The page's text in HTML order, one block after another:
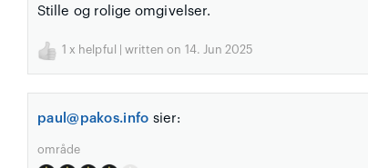
Stille og rolige omgivelser.
1 x helpful | written on 14. Jun 2025
paul@pakos.info sier:
område